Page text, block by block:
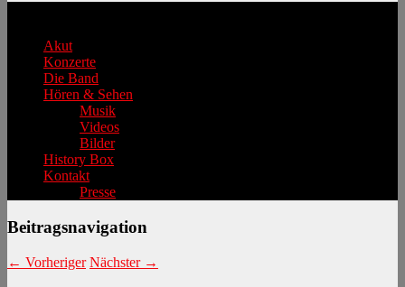
Akut
Konzerte
Die Band
Hören & Sehen
Musik
Videos
Bilder
History Box
Kontakt
Presse
Beitragsnavigation
← Vorheriger Nächster →